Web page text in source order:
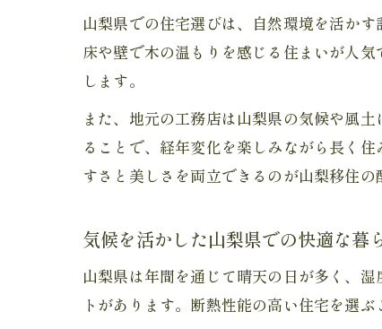
山梨県での住宅選びは、自然環境を活か
床や壁で木の温もりを感じる住まいが人
します。
また、地元の工務店は山梨県の気候や風
ることで、経年変化を楽しみながら長く
すさと美しさを両立できるのが山梨移住の
気候を活かした山梨県での快適な暮
山梨県は年間を通じて晴天の日が多く、
トがあります。断熱性能の高い住宅を選